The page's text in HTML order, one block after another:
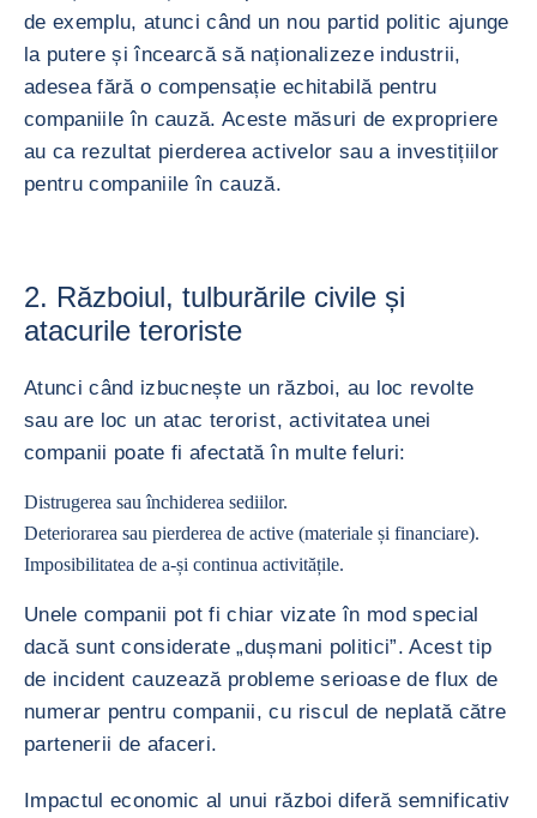
de exemplu, atunci când un nou partid politic ajunge
la putere și încearcă să naționalizeze industrii,
adesea fără o compensație echitabilă pentru
companiile în cauză. Aceste măsuri de expropriere
au ca rezultat pierderea activelor sau a investițiilor
pentru companiile în cauză.
2. Războiul, tulburările civile și
atacurile teroriste
Atunci când izbucnește un război, au loc revolte
sau are loc un atac terorist, activitatea unei
companii poate fi afectată în multe feluri:
Distrugerea sau închiderea sediilor.
Deteriorarea sau pierderea de active (materiale și financiare).
Imposibilitatea de a-și continua activitățile.
Unele companii pot fi chiar vizate în mod special
dacă sunt considerate „dușmani politici”. Acest tip
de incident cauzează probleme serioase de flux de
numerar pentru companii, cu riscul de neplată către
partenerii de afaceri.
Impactul economic al unui război diferă semnificativ